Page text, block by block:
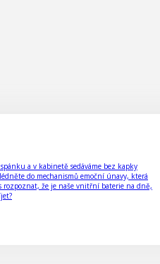
a v kabinetě sedáváme bez kapky
do mechanismů emoční únavy, která
rozpoznat, že je naše vnitřní baterie na dně,